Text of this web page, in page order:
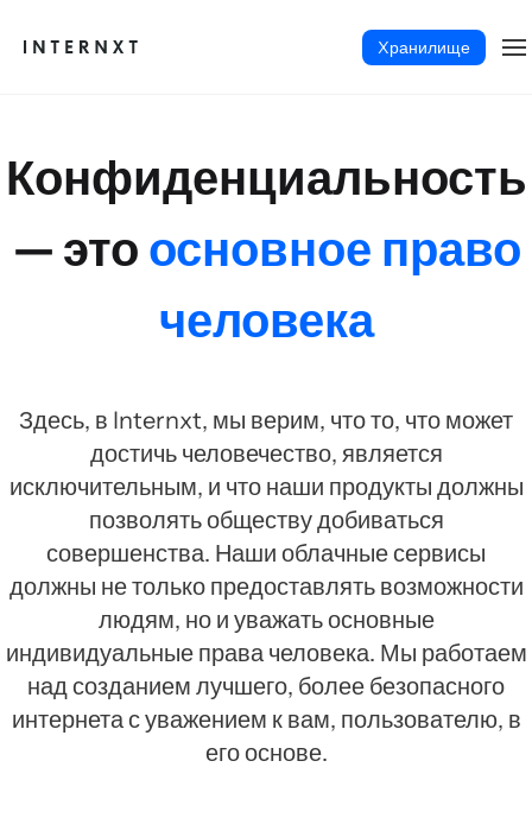
Xранилище
Русский (RU)
Конфиденциальность
— это основное право
человека
Здесь, в Internxt, мы верим, что то, что может
достичь человечество, является
исключительным, и что наши продукты должны
позволять обществу добиваться
совершенства. Наши облачные сервисы
должны не только предоставлять возможности
людям, но и уважать основные
индивидуальные права человека. Мы работаем
над созданием лучшего, более безопасного
интернета с уважением к вам, пользователю, в
его основе.